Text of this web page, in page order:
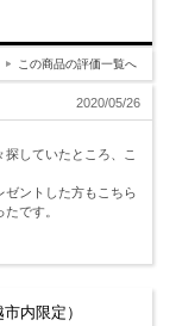
この商品の評価一覧へ
2020/05/26
していたところ、こ
ゼントした方もこちら
です。
内限定）